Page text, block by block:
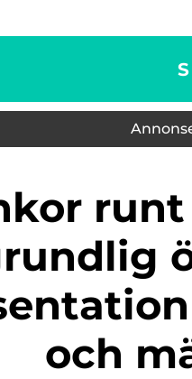
och